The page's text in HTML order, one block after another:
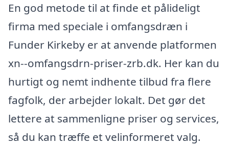
En god metode til at finde et pålideligt
firma med speciale i omfangsdræn i
Funder Kirkeby er at anvende platformen
xn--omfangsdrn-priser-zrb.dk. Her kan du
hurtigt og nemt indhente tilbud fra flere
fagfolk, der arbejder lokalt. Det gør det
lettere at sammenligne priser og services,
så du kan træffe et velinformeret valg.